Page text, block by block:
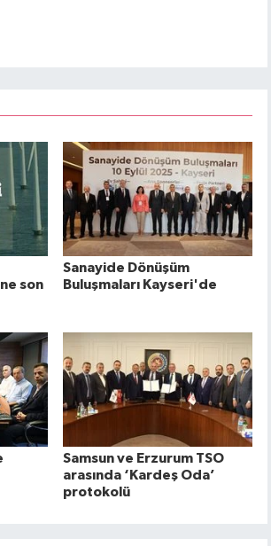
son
Sanayide Dönüşüm
Buluşmaları Kayseri'de
Samsun ve Erzurum TSO
arasında ‘Kardeş Oda’
protokolü